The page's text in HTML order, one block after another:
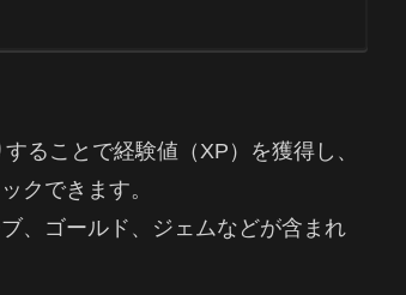
ることで経験値（XP）を獲得し、
クできます。
、ゴールド、ジェムなどが含まれ